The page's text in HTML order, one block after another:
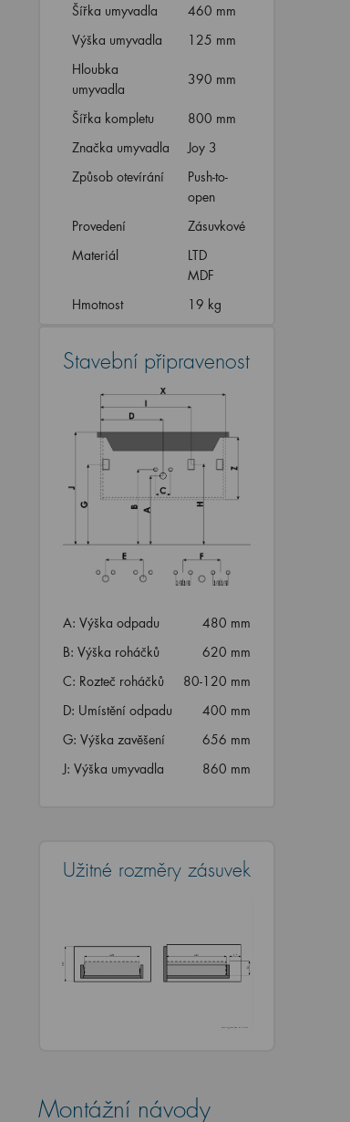
Šířka umyvadla
460 mm
Výška umyvadla
125 mm
Hloubka
umyvadla
390 mm
Šířka kompletu
800 mm
Značka umyvadla
Joy 3
Způsob otevírání
Push-to-
open
Provedení
Zásuvkové
Materiál
LTD
MDF
Hmotnost
19 kg
Stavební připravenost
A: Výška odpadu
480 mm
B: Výška roháčků
620 mm
C: Rozteč roháčků
80-120 mm
D: Umístění odpadu
400 mm
G: Výška zavěšení
656 mm
J: Výška umyvadla
860 mm
Užitné rozměry zásuvek
Montážní návody